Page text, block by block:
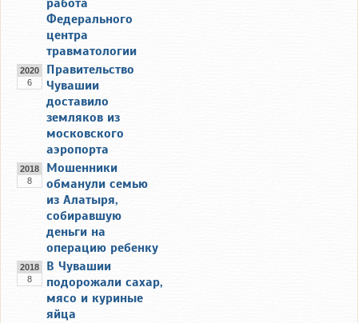
Федерального
центра
травматологии
2020
6
Правительство
Чувашии
доставило
земляков из
московского
аэропорта
2018
8
Мошенники
обманули семью
из Алатыря,
собиравшую
деньги на
операцию ребенку
2018
8
В Чувашии
подорожали сахар,
мясо и куриные
яйца